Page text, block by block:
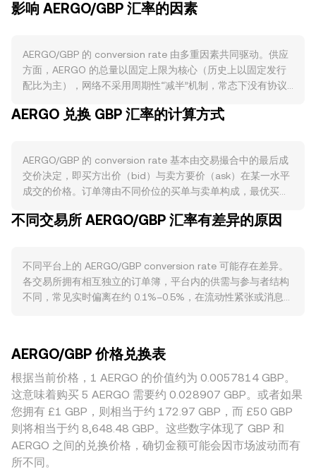
影响 AERGO/GBP 汇率的因素
AERGO/GBP 的 conversion rate 由多重因素共同驱动。供应
方面，AERGO 的总量以固定上限为核心（历史上以固定发行
配比为主），网络不采用周期性“减半”机制，常态下没有协议
押获取网络治理权或候选出块人权重）会阶段性减少流通量，
部署、与现有 IT 基建集成的智能合约与数据交换场景、跨链
与桥接带来的资产流动，以及交易所和托管端的应用整合，都
会提升对 AERGO 的使用与持有需求。宏观方面，AERGO 与
AERGO/GBP 的短期走向往往跟随整体加密市场情绪。此外，
条件不变下，同一单位 AERGO 折算的 GBP 可能趋于回落。
合规层面，英国针对加密资产推广与上架的规则（如 FCA 的合
规披露要求）会影响英镑入出渠道的深度与交易便利性；同
在 AERGO 永续合约，资金费率的正负与大小会反映多空杠杆
失衡并短期牵动现货与衍生品间的基差；大额地址向交易所的
净流入或净流出会改变卖压与买盘承接，期末结算或重大代币
解锁窗口也会放大波动。这些网络、宏观、合规与微观市场结
构共同作用，塑造 AERGO/GBP 的 conversion rate。
AERGO 兑换 GBP 汇率的计算方式
AERGO/GBP 的 conversion rate 基本由交易撮合中的最后成
交价决定，即买方出价（bid）与卖方要价（ask）在某一水平
成交的价格。订单簿由不同价位的买单与卖单构成，最优买价
值可视为中间价，用于参考与定价基准。在多交易平台之间，
中成交量更大的市场对结果影响更大。单笔换算时，GBP
Value = AERGO Amount × rate，而反向换算为 AERGO
Amount = GBP Value / rate。此外，若 AERGO 在去中心化
y/x；当大额交易改变池中 AERGO 与另一资产（例如稳定币或
ETH）的数量比例时，池内价格即时滑动，并通过套利与跨市
场资金流动反馈至中心化市场，从而间接影响 AERGO/GBP 的
conversion rate。
不同交易所 AERGO/GBP 汇率有差异的原因
不同平台上的 AERGO/GBP conversion rate 可能存在差异。
各交易所拥有相互独立的订单簿，平台内的供需与参与者结构
不同，常见实时偏离在约 0.1%–0.5%，在流动性紧张或消息冲
场的主导流动性与本地监管变化可能影响其全球基准定价，再
通过跨币种换算传导到以 GBP 报价的水平。很多情况下，
AERGO 先以 USDT 或 USD 形成基准价，再通过 USDT/GBP
或 USD/GBP 折算为 AERGO/GBP，这意味着 USDT 相对 GBP
的轻微升贴水会直接体现在最终报价上。套利者会在平台间搬
砖以缩小差价，从而对价格起到稳定作用，但受限于提现与入
金时效、手续费、风控限额和合规审核，价差并不会被完全抹
AERGO/GBP 价格兑换表
根据当前价格，1 AERGO 的价值约为 0.0057814 GBP。
这意味着购买 5 AERGO 需要约 0.028907 GBP。或者如果
您拥有 £1 GBP，则相当于约 172.97 GBP，而 £50 GBP
则将相当于约 8,648.48 GBP。这些数字体现了 GBP 和
AERGO 之间的兑换价格，确切金额可能会因市场波动而有
所不同。